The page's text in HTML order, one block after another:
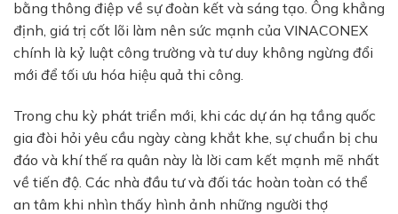
bằng thông điệp về sự đoàn kết và sáng tạo. Ông khẳng
định, giá trị cốt lõi làm nên sức mạnh của VINACONEX
chính là kỷ luật công trường và tư duy không ngừng đổi
mới để tối ưu hóa hiệu quả thi công.
Trong chu kỳ phát triển mới, khi các dự án hạ tầng quốc
gia đòi hỏi yêu cầu ngày càng khắt khe, sự chuẩn bị chu
đáo và khí thế ra quân này là lời cam kết mạnh mẽ nhất
về tiến độ. Các nhà đầu tư và đối tác hoàn toàn có thể
an tâm khi nhìn thấy hình ảnh những người thợ